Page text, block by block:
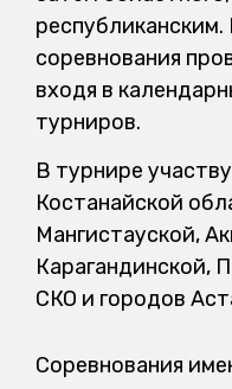
соревнования
входя в
турниров.
В турнире
Костанайской
Мангистауской,
Карагандинской,
СКО и городов
Соревнования